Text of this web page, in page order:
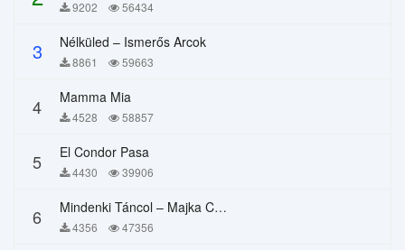
9202 56434
3 Nélküled – Ismerős Arcok
8861 59663
4 Mamma Mia
4528 58857
5 El Condor Pasa
4430 39906
6 Mindenki Táncol – Majka Curtis, Péter Majoros
4356 47356